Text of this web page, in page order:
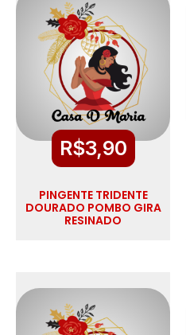
R$3,90
PINGENTE TRIDENTE
DOURADO POMBO GIRA
RESINADO